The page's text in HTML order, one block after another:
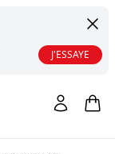
J'ESSAYE